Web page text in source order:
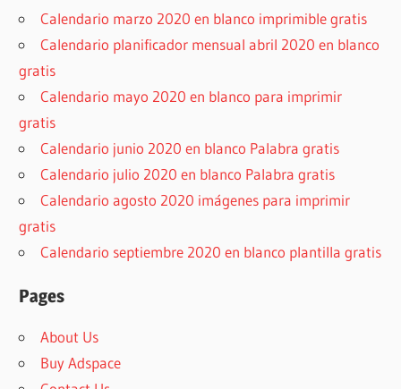
Calendario marzo 2020 en blanco imprimible gratis
Calendario planificador mensual abril 2020 en blanco
gratis
Calendario mayo 2020 en blanco para imprimir
gratis
Calendario junio 2020 en blanco Palabra gratis
Calendario julio 2020 en blanco Palabra gratis
Calendario agosto 2020 imágenes para imprimir
gratis
Calendario septiembre 2020 en blanco plantilla gratis
Pages
About Us
Buy Adspace